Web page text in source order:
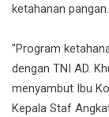
ketahanan pangan.
"Program
dengan TNI AD.
menyambut Ibu
Kepala Staf